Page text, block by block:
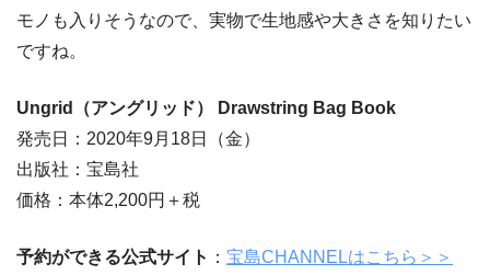
モノも入りそうなので、実物で生地感や大きさを知りたい
ですね。
Ungrid（アングリッド） Drawstring Bag Book
発売日：2020年9月18日（金）
出版社：宝島社
価格：本体2,200円＋税
予約ができる公式サイト ： 宝島CHANNELはこちら＞＞